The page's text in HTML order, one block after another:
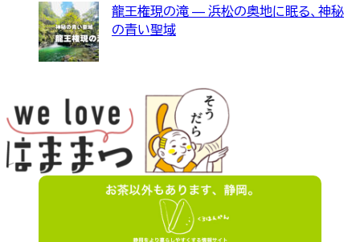
龍王権現の滝 — 浜松の奥地に眠る、神秘
の青い聖域